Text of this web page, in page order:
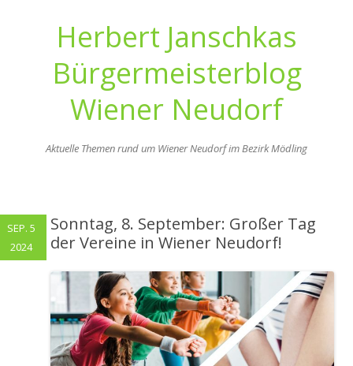
Herbert Janschkas
Bürgermeisterblog
Wiener Neudorf
Aktuelle Themen rund um Wiener Neudorf im Bezirk Mödling
Sonntag, 8. September: Großer Tag
der Vereine in Wiener Neudorf!
SEP. 5
2024